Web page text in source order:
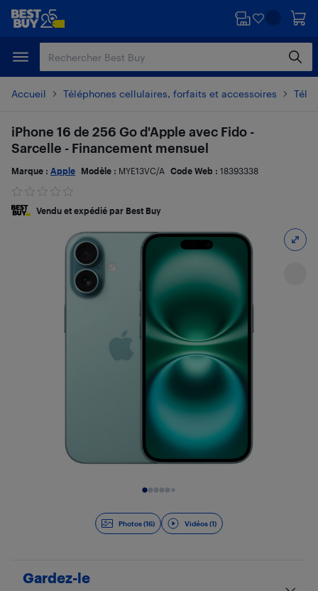
Passer
principal
Passer
Accueil Téléphones cellulaires, forfaits et accessoires
Photos (16) Vidéos (1)
iPhone 16 de 256 Go d'Apple avec Fido -
Sarcelle - Financement mensuel
Marque : Apple Modèle : MYE13VC/A Code Web : 18393338
Vendu et expédié par Best Buy
Gardez-le